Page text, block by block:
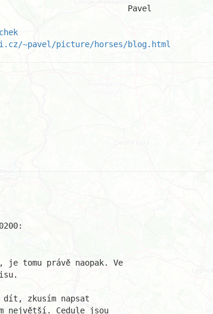
~pavel/picture/horses/blog.html
je tomu právě naopak. Ve
dít, zkusím napsat
největší. Cedule jsou